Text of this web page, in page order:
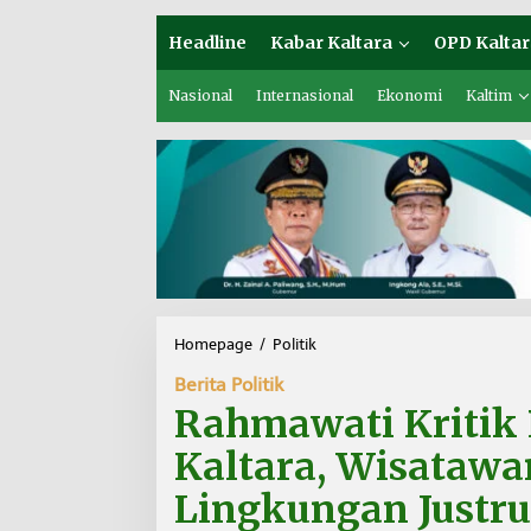
Headline Kabar Kaltara OPD
Nasional Internasional Ekonomi Kaltim
Homepage / Politik
a
a
t
Berita Politik
Rahmawati Kritik
Kaltara,
Lingkungan